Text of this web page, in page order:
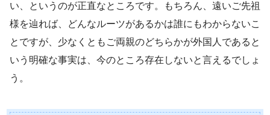
い、というのが正直なところです。もちろん、遠いご先祖
様を辿れば、どんなルーツがあるかは誰にもわからないこ
とですが、少なくともご両親のどちらかが外国人であると
いう明確な事実は、今のところ存在しないと言えるでしょ
う。